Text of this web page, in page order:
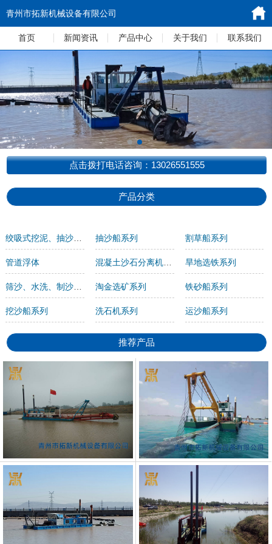
青州市拓新机械设备有限公司
首页 新闻资讯 产品中心 关于我们 联系我们
点击拨打电话咨询：13026551555
产品分类
绞吸式挖泥、抽沙船系列 抽沙船系列 割草船系列
管道浮体 混凝土沙石分离机系列 旱地选铁系列
筛沙、水洗、制沙机系列 淘金选矿系列 铁砂船系列
挖沙船系列 洗石机系列 运沙船系列
推荐产品